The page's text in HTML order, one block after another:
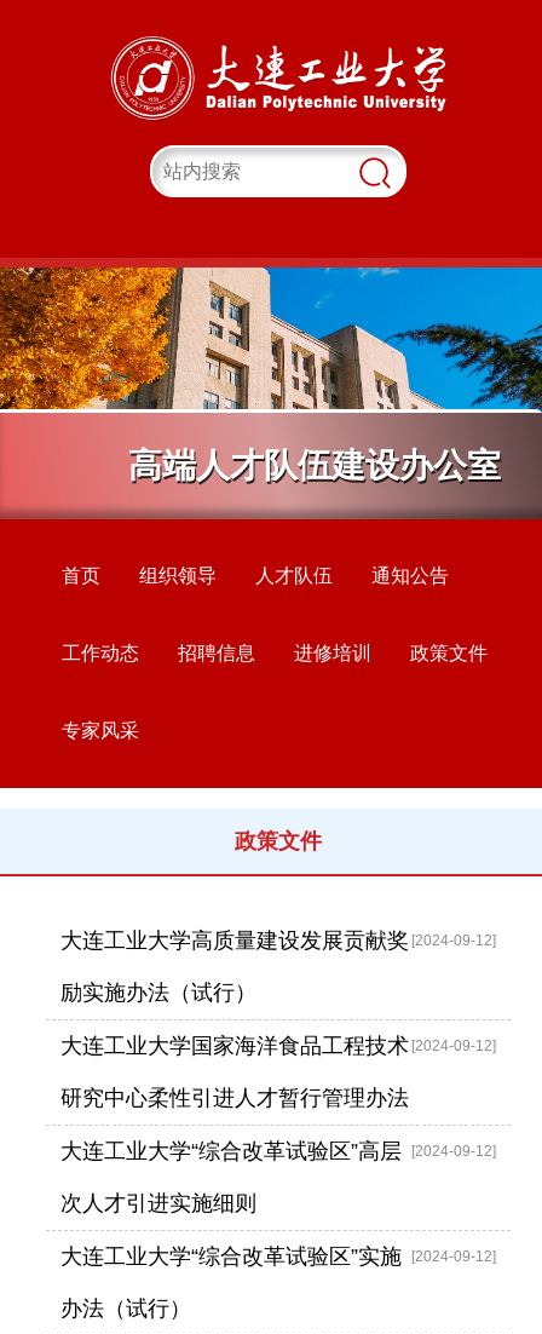
高端人才队伍建设办公室
首页 组织领导 人才队伍 通知公告
工作动态 招聘信息 进修培训 政策文件
专家风采
政策文件
2024-09-12
大连工业大学高质量建设发展贡献奖
励实施办法（试行）
2024-09-12
大连工业大学国家海洋食品工程技术
研究中心柔性引进人才暂行管理办法
2024-09-12
大连工业大学“综合改革试验区”高层
次人才引进实施细则
2024-09-12
大连工业大学“综合改革试验区”实施
办法（试行）